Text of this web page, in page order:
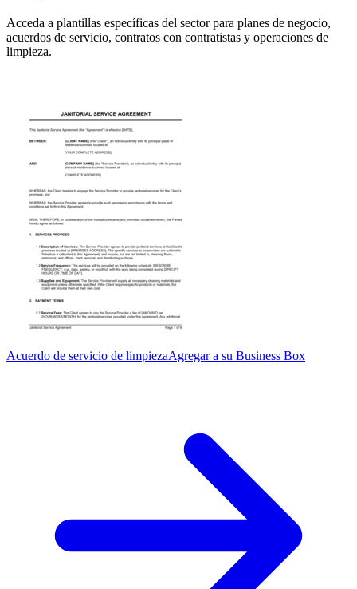
Acceda a plantillas específicas del sector para planes de negocio,
acuerdos de servicio, contratos con contratistas y operaciones de
limpieza.
Acuerdo de servicio de limpiezaAgregar a su Business Box